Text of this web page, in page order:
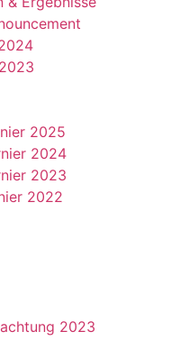
2025
2024
2023
2022
2023